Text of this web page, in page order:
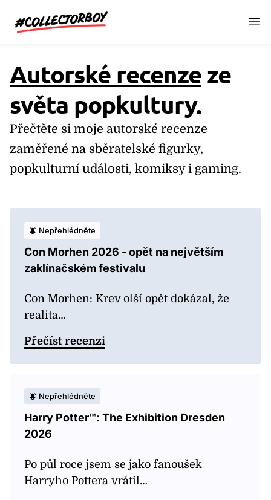
Autorské recenzeze
světa popkultury.
Přečtěte si moje autorské recenze
zaměřené na sběratelské figurky,
popkulturní události, komiksy i gaming.
Nepřehlédněte
Con Morhen 2026 - opět na největším
zaklínačském festivalu
Con Morhen: Krev olší opět dokázal, že
realita…
Přečíst recenzi
Nepřehlédněte
Harry Potter™: The Exhibition Dresden
2026
Po půl roce jsem se jako fanoušek
Harryho Pottera vrátil…